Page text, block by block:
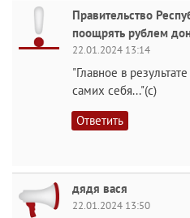
Правительство
поощрять рублем
22.01.2024 13:14
"Главное в
самих себя..."(с)
Ответить
дядя вася
22.01.2024 13:50